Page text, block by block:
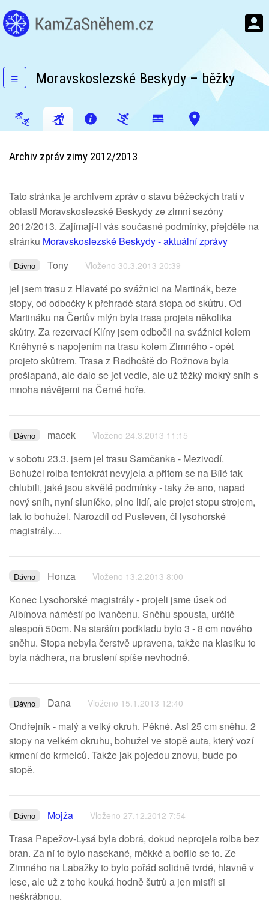
☰ Moravskoslezské Beskydy – běžky
Archiv zpráv zimy 2012/2013
Tato stránka je archivem zpráv o stavu běžeckých tratí v
oblasti Moravskoslezské Beskydy ze zimní sezóny
2012/2013. Zajímají-li vás současné podmínky, přejděte na
stránku Moravskoslezské Beskydy - aktuální zprávy
Dávno Tony Vloženo 30.3.2013 20:39
jel jsem trasu z Hlavaté po svážnici na Martinák, beze
stopy, od odbočky k přehradě stará stopa od skůtru. Od
Martináku na Čertův mlýn byla trasa projeta několika
skůtry. Za rezervací Klíny jsem odbočil na svážnici kolem
Kněhyně s napojením na trasu kolem Zimného - opět
projeto skůtrem. Trasa z Radhoště do Rožnova byla
prošlapaná, ale dalo se jet vedle, ale už těžký mokrý sníh s
mnoha návějemi na Černé hoře.
Dávno macek Vloženo 24.3.2013 11:15
v sobotu 23.3. jsem jel trasu Samčanka - Mezivodí.
Bohužel rolba tentokrát nevyjela a přitom se na Bílé tak
chlubili, jaké jsou skvělé podmínky - taky že ano, napad
nový sníh, nyní sluníčko, plno lidí, ale projet stopu strojem,
tak to bohužel. Narozdíl od Pusteven, či lysohorské
magistrály....
Dávno Honza Vloženo 13.2.2013 8:00
Konec Lysohorské magistrály - projeli jsme úsek od
Albínova náměstí po Ivančenu. Sněhu spousta, určitě
alespoň 50cm. Na starším podkladu bylo 3 - 8 cm nového
sněhu. Stopa nebyla čerstvě upravena, takže na klasiku to
byla nádhera, na bruslení spíše nevhodné.
Dávno Dana Vloženo 15.1.2013 12:40
Ondřejník - malý a velký okruh. Pěkné. Asi 25 cm sněhu. 2
stopy na velkém okruhu, bohužel ve stopě auta, který vozí
krmení do krmelců. Takže jak pojedou znovu, bude po
stopě.
Dávno Mojža Vloženo 27.12.2012 7:54
Trasa Papežov-Lysá byla dobrá, dokud neprojela rolba bez
bran. Za ní to bylo nasekané, měkké a bořilo se to. Ze
Zimného na Labažky to bylo pořád solidně tvrdé, hlavně v
lese, ale už z toho kouká hodně šutrů a jen mistři si
neškrábnou.